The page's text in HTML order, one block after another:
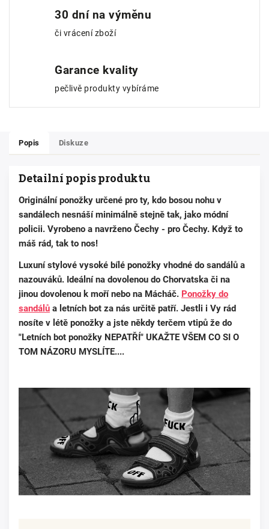
30 dní na výměnu
či vrácení zboží
Garance kvality
pečlivě produkty vybíráme
Popis Diskuze
Detailní popis produktu
Originální ponožky určené pro ty, kdo bosou nohu v
sandálech nesnáší minimálně stejně tak, jako módní
policii. Vyrobeno a navrženo Čechy - pro Čechy. Když to
máš rád, tak to nos!
Luxuní stylové vysoké bílé ponožky vhodné do sandálů a
nazouváků. Ideální na dovolenou do Chorvatska či na
jinou dovolenou k moří nebo na Mácháč. Ponožky do
sandálů a letních bot za nás určitě patří. Jestli i Vy rád
nosíte v létě ponožky a jste někdy terčem vtipů že do
"Letních bot ponožky NEPATŘÍ" UKAŽTE VŠEM CO SI O
TOM NÁZORU MYSLÍTE....